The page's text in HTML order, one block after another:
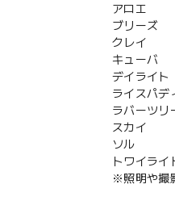
アロエ
ブリーズ
クレイ
キューバ
デイライト
ライスパデ
ラバーツリ
スカイ
ソル
トワイライ
※照明や撮